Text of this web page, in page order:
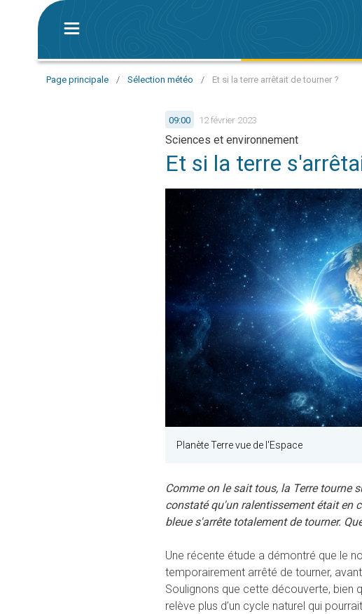
Page principale / Sélection météo / Et si la terre arrêtait de tourner ?
09:00 12 février 2023
Sciences et environnement
Et si la terre
Planète Terre vue de l'Espace
Comme on le sait tous, la Terre tourne
constaté qu'un ralentissement était en
bleue s'arrête totalement de tourner.
Une récente étude a démontré que le
temporairement arrêté de tourner,
Soulignons que cette découverte, bien
relève plus d’un cycle naturel qui